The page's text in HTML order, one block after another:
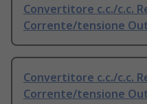
Convertitore c.c./c.c.
Corrente/tensione
Convertitore c.c./c.c.
Corrente/tensione